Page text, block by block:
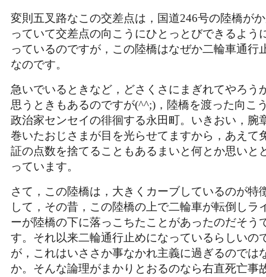
変則五叉路なこの交差点は，国道246号の陸橋が
っていて交差点の向こうにひとっとびできるよう
っているのですが，この陸橋はなぜか二輪車通行
なのです。
急いでいるときなど，どさくさにまぎれてやろう
思うときもあるのですが(^^;)，陸橋を渡った向こ
政治家センセイの徘徊する永田町。いきおい，腕
巻いたおじさまが目を光らせてますから，あえて
証の点数を捨てることもあるまいと何とか思いと
っています。
さて，この陸橋は，大きくカーブしているのが特
して，その昔，この陸橋の上で二輪車が転倒しラ
ーが陸橋の下に落っこちたことがあったのだそう
す。それ以来二輪通行止めになっているらしいの
が，これはいささか事なかれ主義に過ぎるのでは
か。そんな論理がまかりとおるのなら右直死亡事